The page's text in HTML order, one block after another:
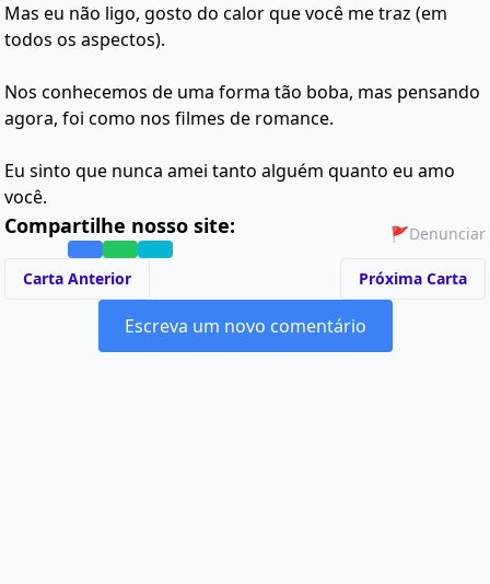
Mas eu não ligo, gosto do calor que você me traz (em
todos os aspectos).
Nos conhecemos de uma forma tão boba, mas pensando
agora, foi como nos filmes de romance.
Eu sinto que nunca amei tanto alguém quanto eu amo
você.
Compartilhe nosso site: 🚩Denunciar
Carta Anterior Próxima Carta
Escreva um novo comentário